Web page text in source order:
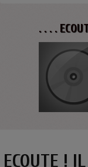
. . . .
ECOUTE !